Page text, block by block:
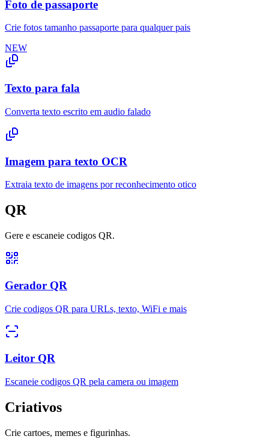
Foto de passaporte
Crie fotos tamanho passaporte para qualquer pais
NEW
Texto para fala
Converta texto escrito em audio falado
Imagem para texto OCR
Extraia texto de imagens por reconhecimento otico
QR
Gere e escaneie codigos QR.
Gerador QR
Crie codigos QR para URLs, texto, WiFi e mais
Leitor QR
Escaneie codigos QR pela camera ou imagem
Criativos
Crie cartoes, memes e figurinhas.